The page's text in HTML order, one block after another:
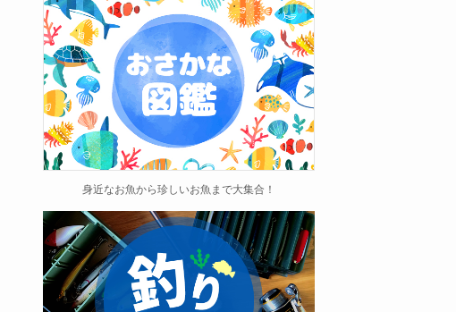
身近なお魚から珍しいお魚まで大集合！